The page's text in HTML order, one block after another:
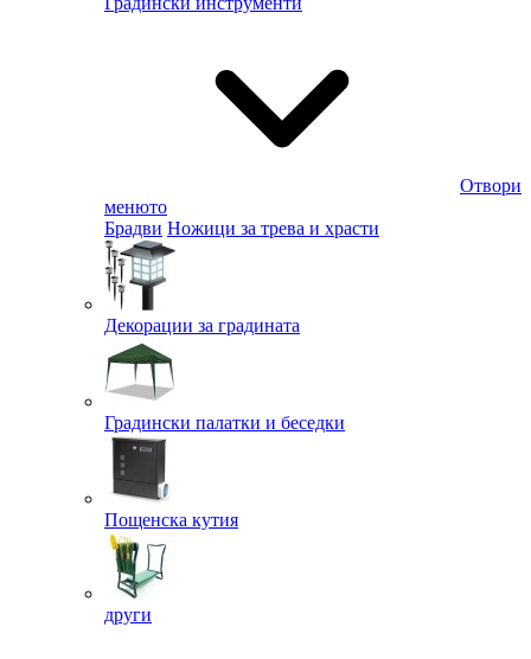
Отвори
менюто
Брадви Ножици за трева и храсти
Декорации за градината
Градински палатки и беседки
Пощенска кутия
други